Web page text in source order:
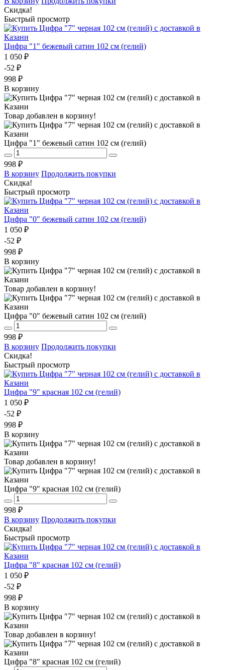
Скидка!
Быстрый просмотр
Цифра "1" бежевый сатин 102 см (гелий)
1 050 ₽
-52 ₽
998 ₽
В корзину
Товар добавлен в корзину!
Цифра "1" бежевый сатин 102 см (гелий)
998 ₽
В корзину Продолжить покупки
Скидка!
Быстрый просмотр
Цифра "0" бежевый сатин 102 см (гелий)
1 050 ₽
-52 ₽
998 ₽
В корзину
Товар добавлен в корзину!
Цифра "0" бежевый сатин 102 см (гелий)
998 ₽
В корзину Продолжить покупки
Скидка!
Быстрый просмотр
Цифра "9" красная 102 см (гелий)
1 050 ₽
-52 ₽
998 ₽
В корзину
Товар добавлен в корзину!
Цифра "9" красная 102 см (гелий)
998 ₽
В корзину Продолжить покупки
Скидка!
Быстрый просмотр
Цифра "8" красная 102 см (гелий)
1 050 ₽
-52 ₽
998 ₽
В корзину
Товар добавлен в корзину!
Цифра "8" красная 102 см (гелий)